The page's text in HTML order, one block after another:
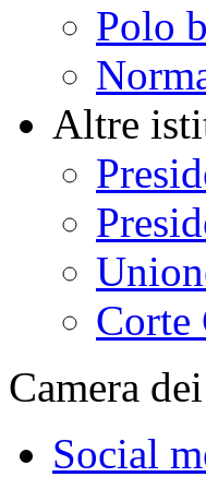
Polo
Altre